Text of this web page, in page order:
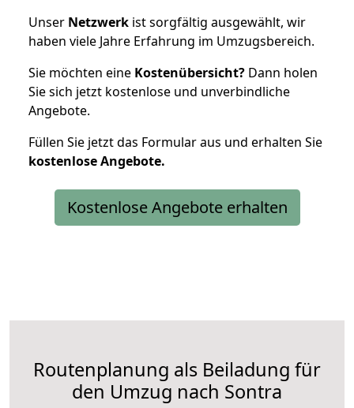
Unser Netzwerk ist sorgfältig ausgewählt, wir
haben viele Jahre Erfahrung im Umzugsbereich.
Sie möchten eine Kostenübersicht? Dann holen
Sie sich jetzt kostenlose und unverbindliche
Angebote.
Füllen Sie jetzt das Formular aus und erhalten Sie
kostenloseAngebote.
Kostenlose Angebote erhalten
Routenplanung als Beiladung für
den Umzug nach Sontra